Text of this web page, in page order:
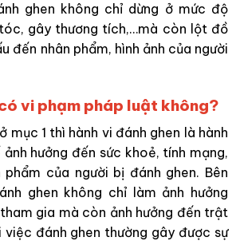
ghen không chỉ dừng ở mức độ
gây thương tích,…mà còn lột đồ
đến nhân phẩm, hình ảnh của người
vi phạm pháp luật không?
mục 1 thì hành vi đánh ghen là hành
hưởng đến sức khoẻ, tính mạng,
phẩm của người bị đánh ghen. Bên
ghen không chỉ làm ảnh hưởng
gia mà còn ảnh hưởng đến trật
đánh ghen thường gây được sự